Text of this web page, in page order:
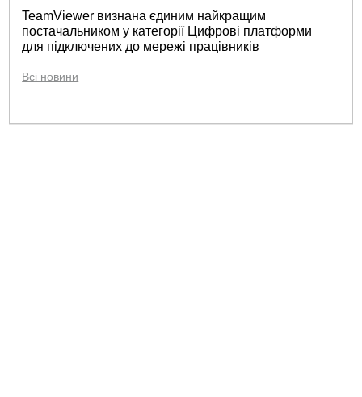
TeamViewer визнана єдиним найкращим
постачальником у категорії Цифрові платформи
для підключених до мережі працівників
Всі новини